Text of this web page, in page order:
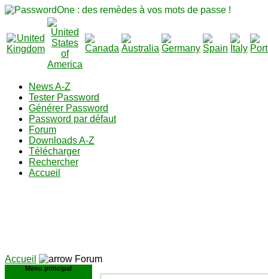
News A-Z
Tester Password
Générer Password
Password par défaut
Forum
Downloads A-Z
Télécharger
Rechercher
Accueil
Accueil Forum
Menu principal